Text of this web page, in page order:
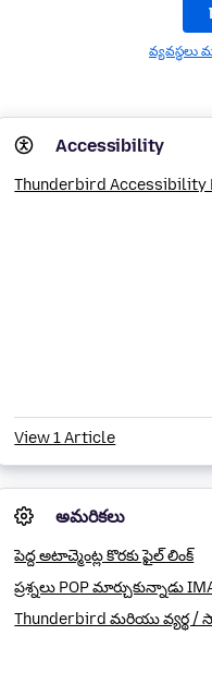
వ్యవస్థలు
Accessibility
Thunderbird Accessibility
View 1 Article
అమరికలు
పెద్ద అటాచ్మెంట్ల కొరకు ఫైల్ లింక్
ప్రశ్నలు POP మార్చుకున్నాడు
Thunderbird మరియు వ్యర్థ /